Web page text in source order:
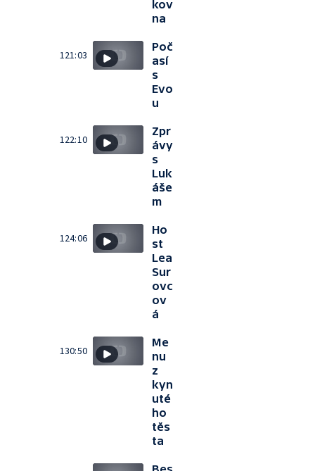
kov
na
121:03
Poč
así
s
Evo
u
122:10
Zpr
ávy
s
Luk
áše
m
124:06
Ho
st
Lea
Sur
ovc
ov
á
130:50
Me
nu
z
kyn
uté
ho
těs
ta